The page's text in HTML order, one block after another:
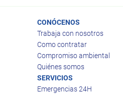
CONÓCENOS
Trabaja con nosotros
Como contratar
Compromiso ambiental
Quiénes somos
SERVICIOS
Emergencias 24H